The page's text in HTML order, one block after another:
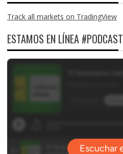
Track all markets on TradingView
ESTAMOS EN LÍNEA #PODCAST